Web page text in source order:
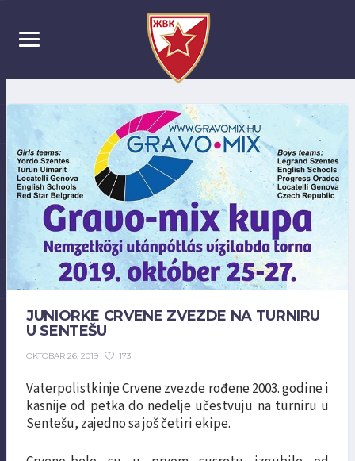
JUNIORKE CRVENE ZVEZDE NA TURNIRU
U SENTEŠU
OKTOBAR 26, 2019 173
Vaterpolistkinje Crvene zvezde rođene 2003. godine i
kasnije od petka do nedelje učestvuju na turniru u
Sentešu, zajedno sa još četiri ekipe.